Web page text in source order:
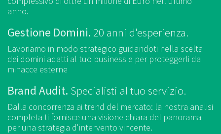
anno.
Gestione Domini. 20 anni d'esperienza.
Lavoriamo in modo strategico guidandoti nella scelta
dei domini adatti al tuo business e per proteggerli da
minacce esterne
Brand Audit. Specialisti al tuo servizio.
Dalla concorrenza ai trend del mercato: la nostra analisi
completa ti fornisce una visione chiara del panorama
per una strategia d'intervento vincente.